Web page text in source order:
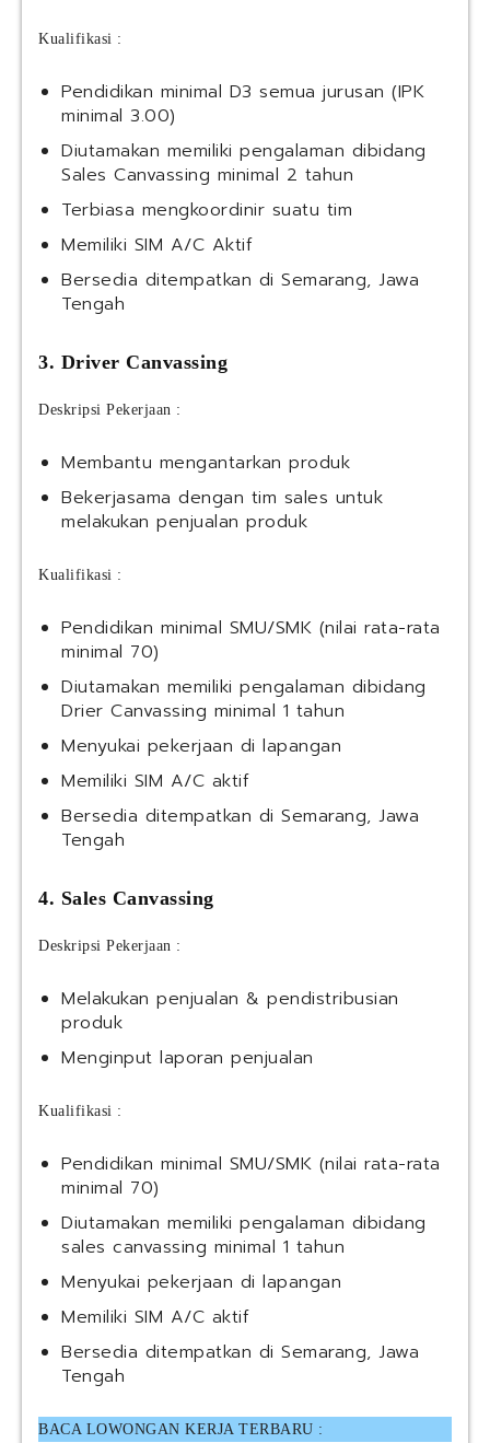
Kualifikasi :
Pendidikan minimal D3 semua jurusan (IPK
minimal 3.00)
Diutamakan memiliki pengalaman dibidang
Sales Canvassing minimal 2 tahun
Terbiasa mengkoordinir suatu tim
Memiliki SIM A/C Aktif
Bersedia ditempatkan di Semarang, Jawa
Tengah
3. Driver Canvassing
Deskripsi Pekerjaan :
Membantu mengantarkan produk
Bekerjasama dengan tim sales untuk
melakukan penjualan produk
Kualifikasi :
Pendidikan minimal SMU/SMK (nilai rata-rata
minimal 70)
Diutamakan memiliki pengalaman dibidang
Drier Canvassing minimal 1 tahun
Menyukai pekerjaan di lapangan
Memiliki SIM A/C aktif
Bersedia ditempatkan di Semarang, Jawa
Tengah
4. Sales Canvassing
Deskripsi Pekerjaan :
Melakukan penjualan & pendistribusian
produk
Menginput laporan penjualan
Kualifikasi :
Pendidikan minimal SMU/SMK (nilai rata-rata
minimal 70)
Diutamakan memiliki pengalaman dibidang
sales canvassing minimal 1 tahun
Menyukai pekerjaan di lapangan
Memiliki SIM A/C aktif
Bersedia ditempatkan di Semarang, Jawa
Tengah
BACA LOWONGAN KERJA TERBARU :